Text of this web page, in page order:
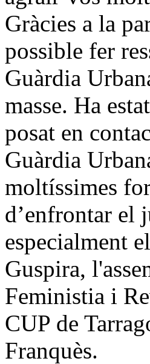
Gràcies a la
possible fer
Guàrdia
masse. Ha
posat en
Guàrdia
moltíssimes
d’enfrontar el
especialment
Guspira,
Feministia i
CUP de
Franquès.